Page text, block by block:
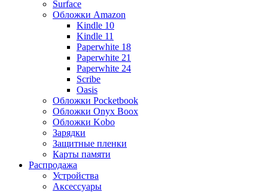
Surface
Обложки Amazon
Kindle 10
Kindle 11
Paperwhite 18
Paperwhite 21
Paperwhite 24
Scribe
Oasis
Обложки Pocketbook
Обложки Onyx Boox
Обложки Kobo
Зарядки
Защитные пленки
Карты памяти
Распродажа
Устройства
Аксессуары